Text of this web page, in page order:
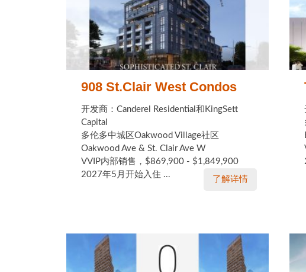
908 St.Clair West Condos
开发商：Canderel Residential和KingSett
Capital
多伦多中城区Oakwood Village社区
Oakwood Ave & St. Clair Ave W
VVIP内部销售，$869,900 - $1,849,900
2027年5月开始入住 ...
了解详情